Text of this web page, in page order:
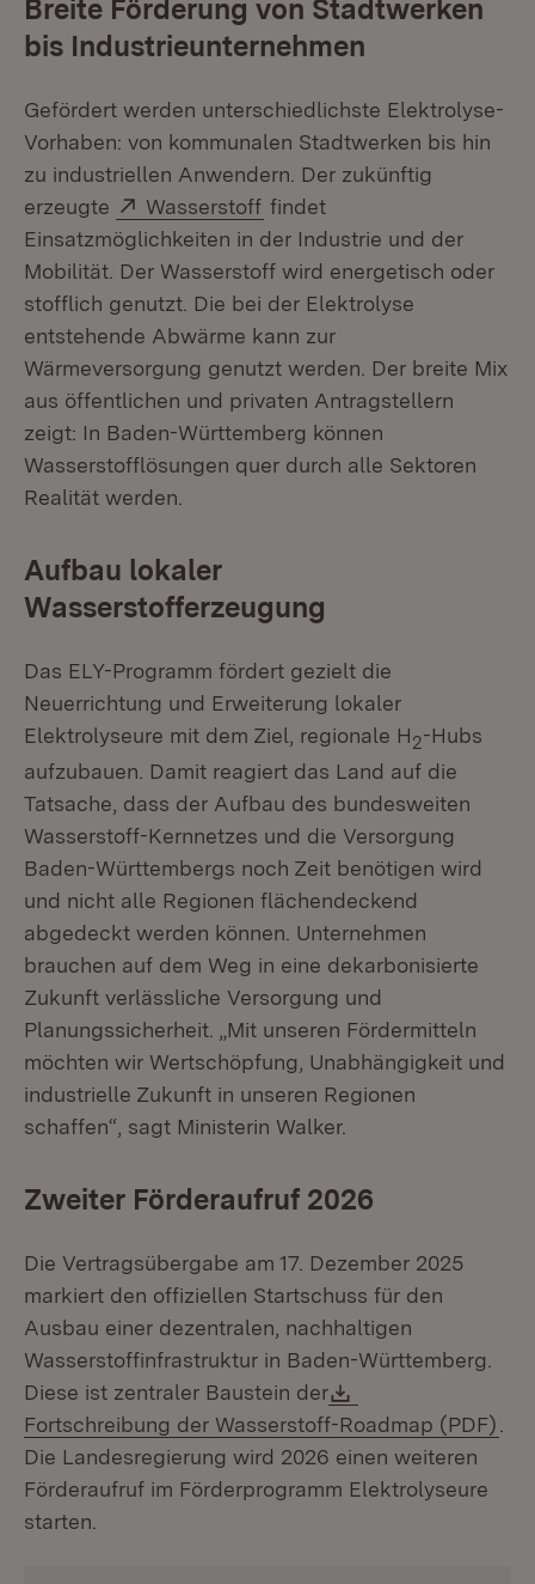
Breite Förderung von Stadtwerken
bis Industrieunternehmen
Gefördert werden unterschiedlichste Elektrolyse-
Vorhaben: von kommunalen Stadtwerken bis hin
zu industriellen Anwendern. Der zukünftig
erzeugte
Extern:
Wasserstoff (Öffnet in neuem Fenster)
findet
Einsatzmöglichkeiten in der Industrie und der
Mobilität. Der Wasserstoff wird energetisch oder
stofflich genutzt. Die bei der Elektrolyse
entstehende Abwärme kann zur
Wärmeversorgung genutzt werden. Der breite Mix
aus öffentlichen und privaten Antragstellern
zeigt: In Baden-Württemberg können
Wasserstofflösungen quer durch alle Sektoren
Realität werden.
Aufbau lokaler
Wasserstofferzeugung
Das ELY-Programm fördert gezielt die
Neuerrichtung und Erweiterung lokaler
Elektrolyseure mit dem Ziel, regionale H2-Hubs
aufzubauen. Damit reagiert das Land auf die
Tatsache, dass der Aufbau des bundesweiten
Wasserstoff-Kernnetzes und die Versorgung
Baden-Württembergs noch Zeit benötigen wird
und nicht alle Regionen flächendeckend
abgedeckt werden können. Unternehmen
brauchen auf dem Weg in eine dekarbonisierte
Zukunft verlässliche Versorgung und
Planungssicherheit. „Mit unseren Fördermitteln
möchten wir Wertschöpfung, Unabhängigkeit und
industrielle Zukunft in unseren Regionen
schaffen“, sagt Ministerin Walker.
Zweiter Förderaufruf 2026
Die Vertragsübergabe am 17. Dezember 2025
markiert den offiziellen Startschuss für den
Ausbau einer dezentralen, nachhaltigen
Wasserstoffinfrastruktur in Baden-Württemberg.
Diese ist zentraler Baustein der
Fortschreibung der Wasserstoff-Roadmap (PDF)
Die Landesregierung wird 2026 einen weiteren
Förderaufruf im Förderprogramm Elektrolyseure
starten.